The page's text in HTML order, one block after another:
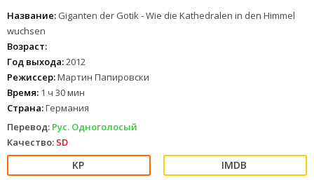
Название: Giganten der Gotik - Wie die Kathedralen in den Himmel
wuchsen
Возраст:
Год выхода:2012
Режиссер:Мартин Папировски
Время: 1 ч 30 мин
Страна:Германия
Перевод: Рус. Одноголосый
Качество: SD